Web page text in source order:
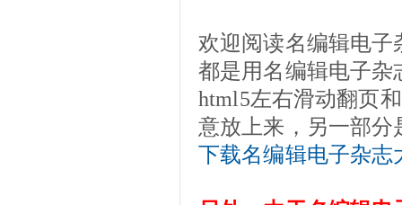
欢迎阅读名编辑电
都是用名编辑电子杂
html5左右滑动翻页
意放上来，另一部分
下载名编辑电子杂志